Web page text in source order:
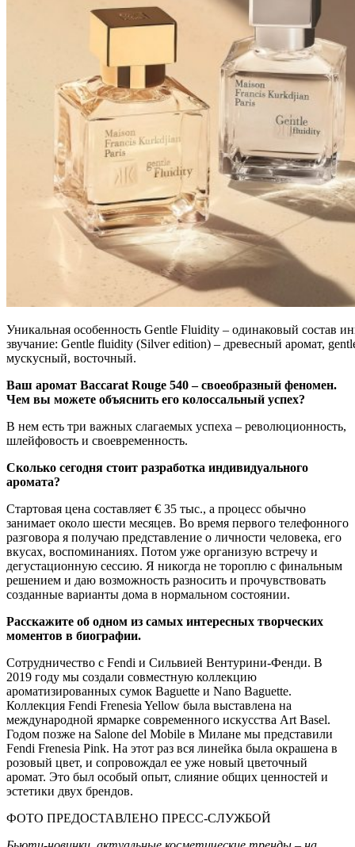
Уникальная особенность Gentle Fluidity – одинаковый состав
звучание: Gentle fluidity (Silver edition) – древесный аромат,
мускусный, восточный.
Ваш аромат Baccarat Rouge 540 – своеобразный феномен.
Чем вы можете объяснить его колоссальный успех?
В нем есть три важных слагаемых успеха – революционность,
шлейфовость и своевременность.
Сколько сегодня стоит разработка индивидуального
аромата?
Стартовая цена составляет € 35 тыс., а процесс обычно
занимает около шести месяцев. Во время первого телефонного
разговора я получаю представление о личности человека, его
вкусах, воспоминаниях. Потом уже организую встречу и
дегустационную сессию. Я никогда не тороплю с финальным
решением и даю возможность разносить и прочувствовать
созданные варианты дома в нормальном состоянии.
Расскажите об одном из самых интересных творческих
моментов в биографии.
Сотрудничество с Fendi и Сильвией Вентурини-Фенди. В
2019 году мы создали совместную коллекцию
ароматизированных сумок Baguette и Nano Baguette.
Коллекция Fendi Frenesia Yellow была выставлена на
международной ярмарке современного искусства Art Basel.
Годом позже на Salone del Mobile в Милане мы представили
Fendi Frenesia Pink. На этот раз вся линейка была окрашена в
розовый цвет, и сопровождал ее уже новый цветочный
аромат. Это был особый опыт, слияние общих ценностей и
эстетики двух брендов.
ФОТО ПРЕДОСТАВЛЕНО ПРЕСС-СЛУЖБОЙ